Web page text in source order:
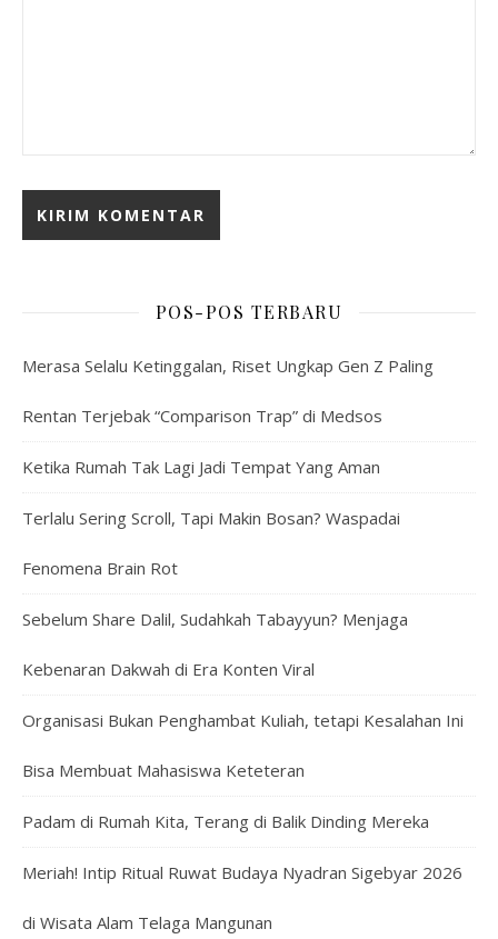
POS-POS TERBARU
Merasa Selalu Ketinggalan, Riset Ungkap Gen Z Paling
Rentan Terjebak “Comparison Trap” di Medsos
Ketika Rumah Tak Lagi Jadi Tempat Yang Aman
Terlalu Sering Scroll, Tapi Makin Bosan? Waspadai
Fenomena Brain Rot
Sebelum Share Dalil, Sudahkah Tabayyun? Menjaga
Kebenaran Dakwah di Era Konten Viral
Organisasi Bukan Penghambat Kuliah, tetapi Kesalahan Ini
Bisa Membuat Mahasiswa Keteteran
Padam di Rumah Kita, Terang di Balik Dinding Mereka
Meriah! Intip Ritual Ruwat Budaya Nyadran Sigebyar 2026
di Wisata Alam Telaga Mangunan